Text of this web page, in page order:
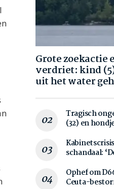
Grote zoekactie
verdriet: kind
uit het water
Tragisch
(32) en
schandaal:
Ophef om
Ceuta-